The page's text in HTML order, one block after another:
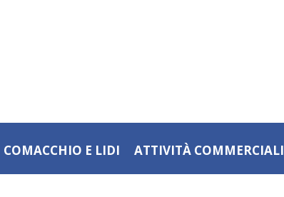
COMACCHIO E LIDI ATTIVITÀ COMMERCIALI